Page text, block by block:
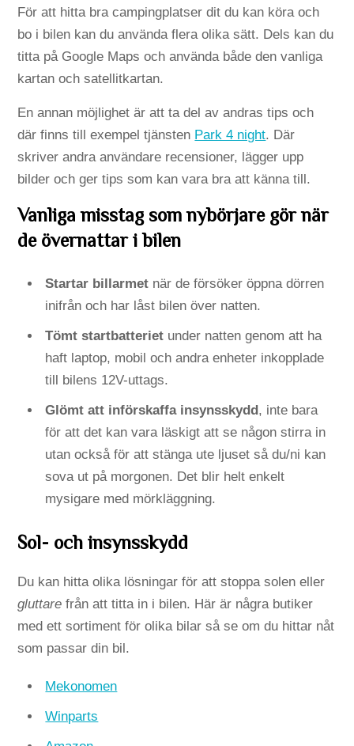
För att hitta bra campingplatser dit du kan köra och
bo i bilen kan du använda flera olika sätt. Dels kan du
titta på Google Maps och använda både den vanliga
kartan och satellitkartan.
En annan möjlighet är att ta del av andras tips och
där finns till exempel tjänsten Park 4 night. Där
skriver andra användare recensioner, lägger upp
bilder och ger tips som kan vara bra att känna till.
Vanliga misstag som nybörjare gör när
de övernattar i bilen
Startar billarmet när de försöker öppna dörren
inifrån och har låst bilen över natten.
Tömt startbatteriet under natten genom att ha
haft laptop, mobil och andra enheter inkopplade
till bilens 12V-uttags.
Glömt att införskaffa insynsskydd, inte bara
för att det kan vara läskigt att se någon stirra in
utan också för att stänga ute ljuset så du/ni kan
sova ut på morgonen. Det blir helt enkelt
mysigare med mörkläggning.
Sol- och insynsskydd
Du kan hitta olika lösningar för att stoppa solen eller
gluttare från att titta in i bilen. Här är några butiker
med ett sortiment för olika bilar så se om du hittar nåt
som passar din bil.
Mekonomen
Winparts